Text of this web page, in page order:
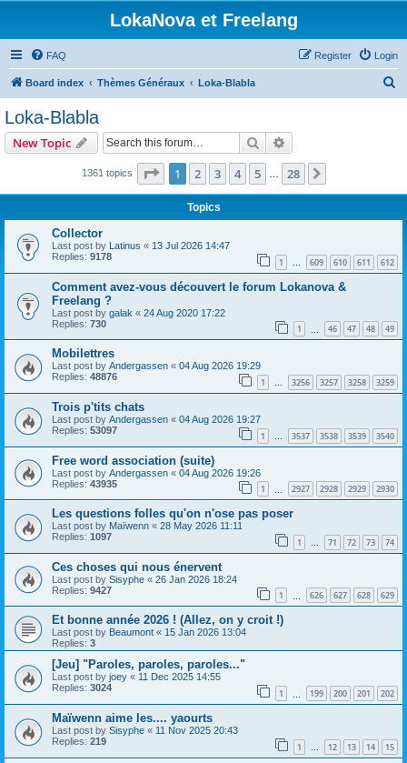
LokaNova et Freelang
FAQ Login
Register
Board index Thèmes Généraux Loka-Blabla
Loka-Blabla
New Topic Search
1361 topics Page 1of 28
1 2 3 4 5 28
Topics
Collector
Last post by Latinus « 13 Jul 2026 14:47
Replies: 9178 1 … 609 610 611 612
Comment avez-vous découvert le forum Lokanova &
Freelang ?
Last post by galak « 24 Aug 2020 17:22
Replies: 730 1 46 47 48 49
Mobilettres
Last post by Andergassen « 04 Aug 2026 19:29
Replies: 48876 1 … 3256 3257 3258 3259
Trois p'tits chats
Last post by Andergassen « 04 Aug 2026 19:27
Replies: 53097 1 … 3537 3538 3539 3540
Free word association (suite)
Last post by Andergassen « 04 Aug 2026 19:26
Replies: 43935 1 2927 2928 2929 2930
Les questions folles qu'on n'ose pas poser
Last post by Maïwenn « 28 May 2026 11:11
Replies: 1097 1 … 71 72 73 74
Ces choses qui nous énervent
Last post by Sisyphe « 26 Jan 2026 18:24
Replies: 9427 1 626 627 628 629
Et bonne année 2026 ! (Allez, on y croit !)
Last post by Beaumont « 15 Jan 2026 13:04
Replies: 3
[Jeu] "Paroles, paroles, paroles..."
Last post by joey « 11 Dec 2025 14:55
Replies: 3024 1 199 200 201 202
Maïwenn aime les.... yaourts
Last post by Sisyphe « 11 Nov 2025 20:43
Replies: 219 1 … 12 13 14 15